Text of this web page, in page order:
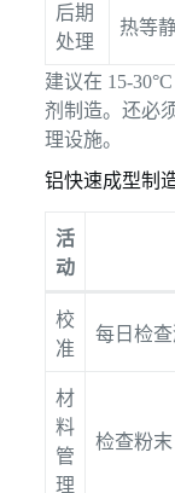
后期
处理
热等
建议在 15-
剂制造。还必
理设施。
铝快速成型制
活
动
校
准
每日检
材
料
管
理
检查粉